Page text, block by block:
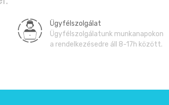
Ügyfélszolgálat
Ügyfélszolgálatunk munkanapokon
a rendelkezésedre áll 8-17h között.